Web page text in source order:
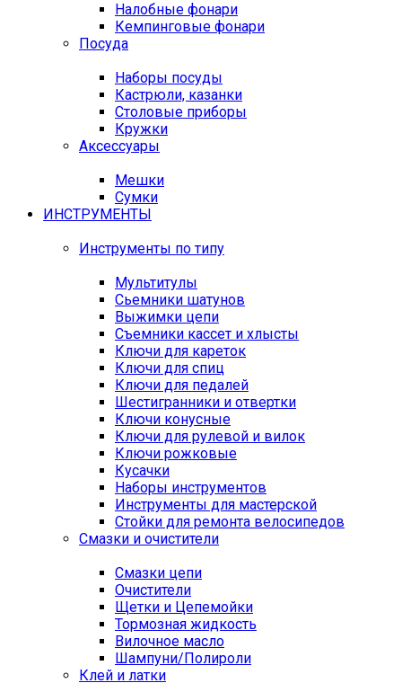
Налобные фонари
Кемпинговые фонари
Посуда
Наборы посуды
Кастрюли, казанки
Столовые приборы
Кружки
Аксессуары
Мешки
Сумки
ИНСТРУМЕНТЫ
Инструменты по типу
Мультитулы
Сьемники шатунов
Выжимки цепи
Съемники кассет и хлысты
Ключи для кареток
Ключи для спиц
Ключи для педалей
Шестигранники и отвертки
Ключи конусные
Ключи для рулевой и вилок
Ключи рожковые
Кусачки
Наборы инструментов
Инструменты для мастерской
Стойки для ремонта велосипедов
Смазки и очистители
Смазки цепи
Очистители
Щетки и Цепемойки
Тормозная жидкость
Вилочное масло
Шампуни/Полироли
Клей и латки